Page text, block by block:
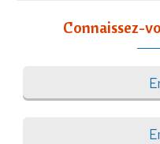
Connaissez-